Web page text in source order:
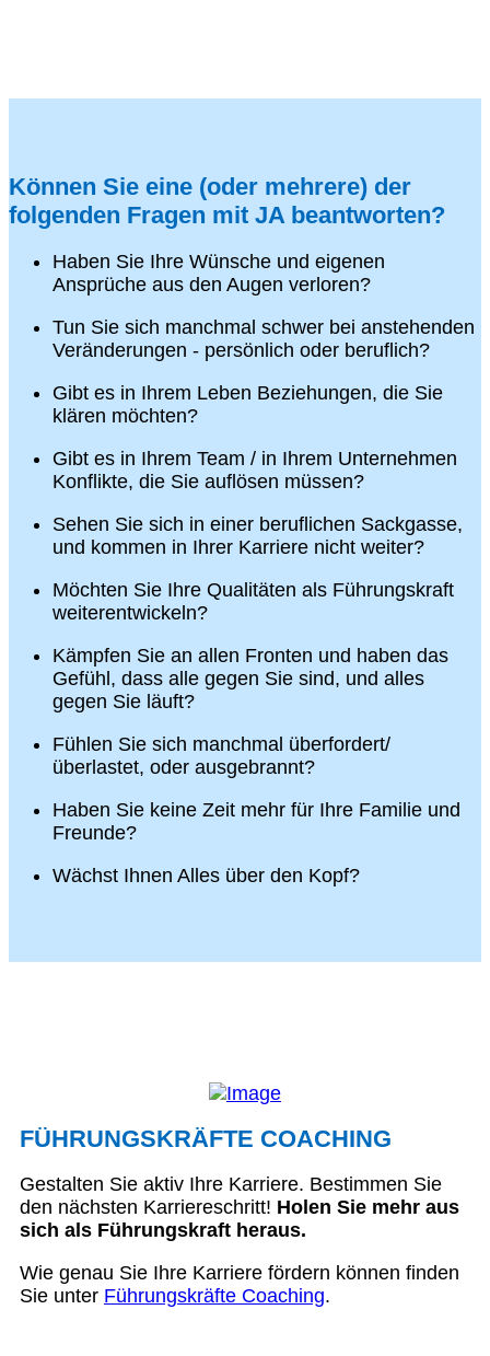
Können Sie eine (oder mehrere) der
folgenden Fragen mit JA beantworten?
Haben Sie Ihre Wünsche und eigenen
Ansprüche aus den Augen verloren?
Tun Sie sich manchmal schwer bei anstehenden
Veränderungen - persönlich oder beruflich?
Gibt es in Ihrem Leben Beziehungen, die Sie
klären möchten?
Gibt es in Ihrem Team / in Ihrem Unternehmen
Konflikte, die Sie auflösen müssen?
Sehen Sie sich in einer beruflichen Sackgasse,
und kommen in Ihrer Karriere nicht weiter?
Möchten Sie Ihre Qualitäten als Führungskraft
weiterentwickeln?
Kämpfen Sie an allen Fronten und haben das
Gefühl, dass alle gegen Sie sind, und alles
gegen Sie läuft?
Fühlen Sie sich manchmal überfordert/
überlastet, oder ausgebrannt?
Haben Sie keine Zeit mehr für Ihre Familie und
Freunde?
Wächst Ihnen Alles über den Kopf?
FÜHRUNGSKRÄFTE COACHING
Gestalten Sie aktiv Ihre Karriere. Bestimmen Sie
den nächsten Karriereschritt! Holen Sie mehr aus
sich als Führungskraft heraus.
Wie genau Sie Ihre Karriere fördern können finden
Sie unter Führungskräfte Coaching.